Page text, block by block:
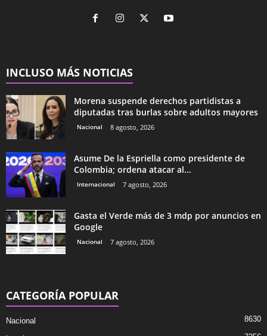
INCLUSO MÁS NOTICIAS
Morena suspende derechos partidistas a
diputadas tras burlas sobre adultos mayores
Nacional 8 agosto, 2026
Asume De la Espriella como presidente de
Colombia; ordena atacar al...
Internacional 7 agosto, 2026
Gasta el Verde más de 3 mdp por anuncios en
Google
Nacional 7 agosto, 2026
CATEGORÍA POPULAR
Nacional 8630